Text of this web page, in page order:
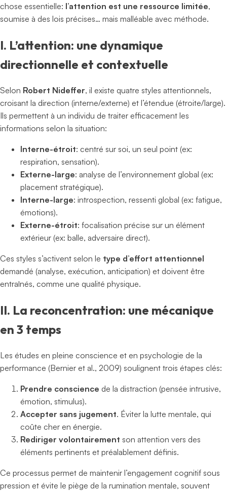
chose essentielle: l’attention est une ressource limitée,
soumise à des lois précises… mais malléable avec méthode.
I. L’attention: une dynamique
directionnelle et contextuelle
Selon Robert Nideffer, il existe quatre styles attentionnels,
croisant la direction (interne/externe) et l’étendue (étroite/large).
Ils permettent à un individu de traiter efficacement les
informations selon la situation:
Interne-étroit: centré sur soi, un seul point (ex:
respiration, sensation).
Externe-large: analyse de l’environnement global (ex:
placement stratégique).
Interne-large: introspection, ressenti global (ex: fatigue,
émotions).
Externe-étroit: focalisation précise sur un élément
extérieur (ex: balle, adversaire direct).
Ces styles s’activent selon le type d’effort attentionnel
demandé (analyse, exécution, anticipation) et doivent être
entraînés, comme une qualité physique.
II. La reconcentration: une mécanique
en 3 temps
Les études en pleine conscience et en psychologie de la
performance (Bernier et al., 2009) soulignent trois étapes clés:
Prendre conscience de la distraction (pensée intrusive,
émotion, stimulus).
Accepter sans jugement. Éviter la lutte mentale, qui
coûte cher en énergie.
Rediriger volontairement son attention vers des
éléments pertinents et préalablement définis.
Ce processus permet de maintenir l’engagement cognitif sous
pression et évite le piège de la rumination mentale, souvent